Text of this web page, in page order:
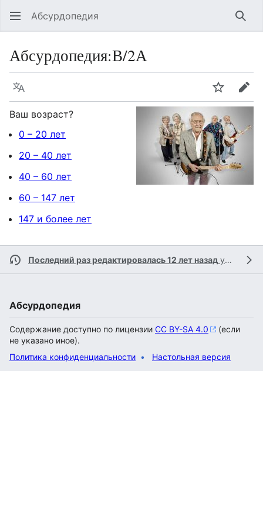
Абсурдопедия
Абсурдопедия:В/2А
Язык
Ваш возраст?
0 – 20 лет
20 – 40 лет
40 – 60 лет
60 – 147 лет
147 и более лет
Последний раз редактировалась 12 лет назад участником
Абсурдопедия
Содержание доступно по лицензии CC BY-SA 4.0
(если
не указано иное).
Политика конфиденциальности
Настольная версия